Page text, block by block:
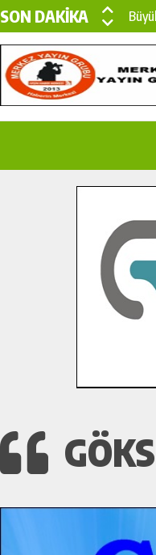
SON DAKİKA
İlçe